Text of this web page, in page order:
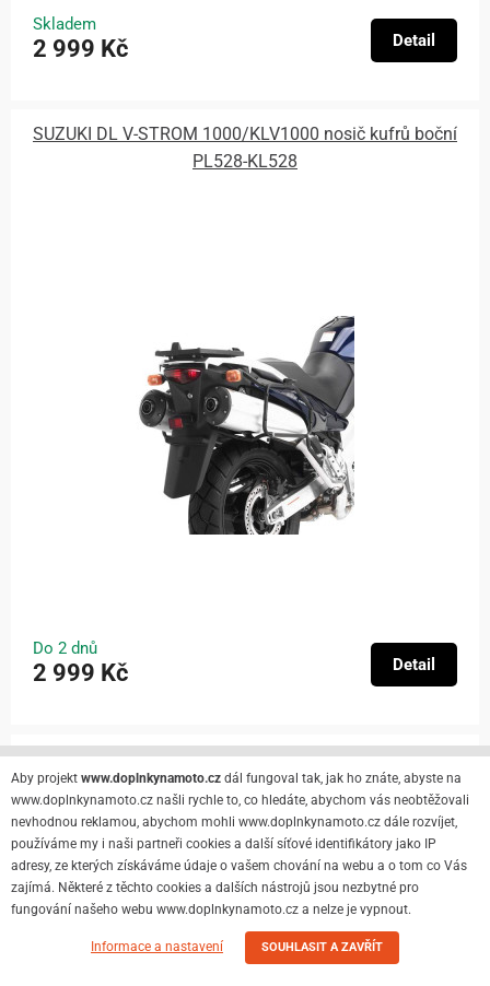
Skladem
2 999 Kč Detail
SUZUKI DL V-STROM 1000/KLV1000 nosič kufrů boční
PL528-KL528
Do 2 dnů
2 999 Kč Detail
Montážní sada 3P systém SHAD Y0MT31IF Yamaha
MT-03 320 2021-2024
Aby projekt www.doplnkynamoto.cz dál fungoval tak, jak ho znáte, abyste na
www.doplnkynamoto.cz našli rychle to, co hledáte, abychom vás neobtěžovali
nevhodnou reklamou, abychom mohli www.doplnkynamoto.cz dále rozvíjet,
používáme my i naši partneři cookies a další síťové identifikátory jako IP
adresy, ze kterých získáváme údaje o vašem chování na webu a o tom co Vás
zajímá. Některé z těchto cookies a dalších nástrojů jsou nezbytné pro
fungování našeho webu www.doplnkynamoto.cz a nelze je vypnout.
Informace a nastavení SOUHLASIT A ZAVŘÍT